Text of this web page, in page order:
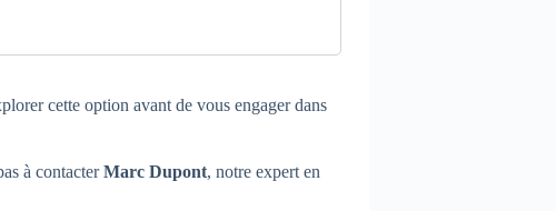
cette option avant de vous engager dans
à contacterMarc Dupont, notre expert en